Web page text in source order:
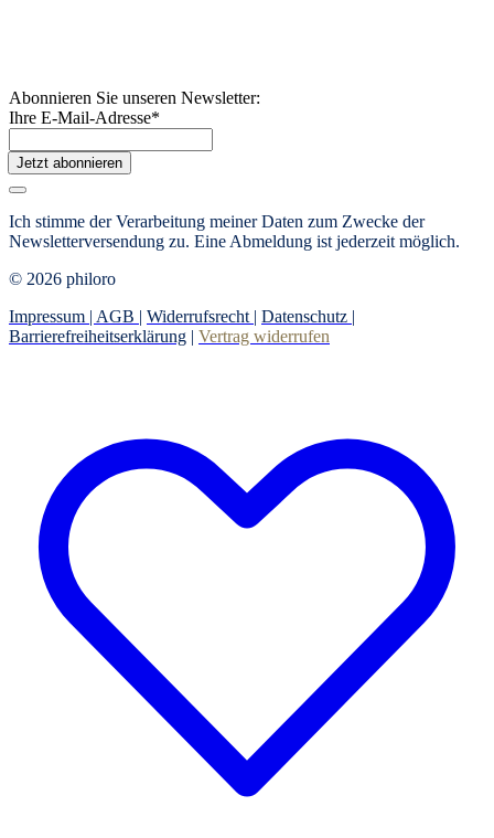
Abonnieren Sie unseren Newsletter:
Ihre E-Mail-Adresse*
Jetzt abonnieren
Ich stimme der Verarbeitung meiner Daten zum Zwecke der
Newsletterversendung zu. Eine Abmeldung ist jederzeit möglich.
© 2026 philoro
Impressum | AGB | Widerrufsrecht | Datenschutz |
Barrierefreiheitserklärung | Vertrag widerrufen